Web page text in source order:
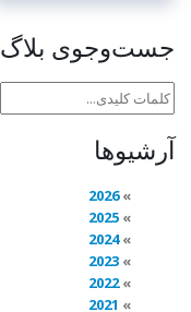
جست‌وجوی بلاگ
آرشیوها
2026
2025
2024
2023
2022
2021